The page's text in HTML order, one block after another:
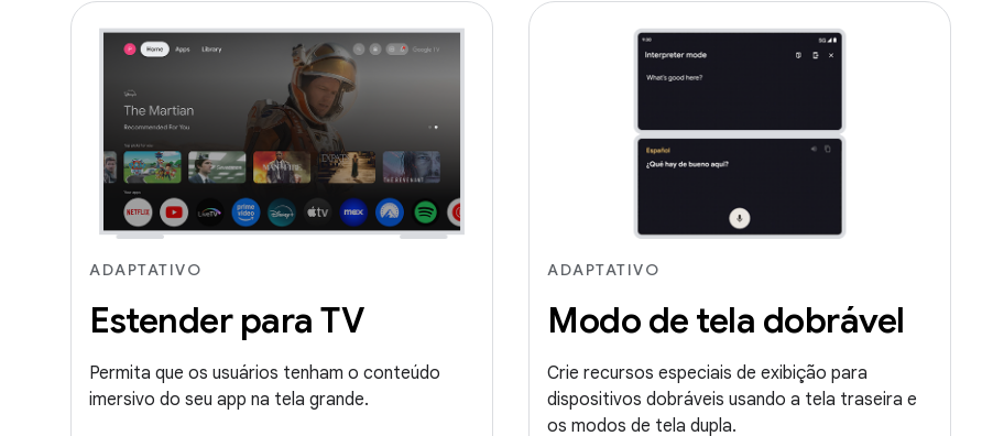
ADAPTATIVO
Estender para TV
Permita que os usuários tenham o conteúdo
imersivo do seu app na tela grande.
ADAPTATIVO
Modo de tela dobrável
Crie recursos especiais de exibição para
dispositivos dobráveis usando a tela traseira e
os modos de tela dupla.